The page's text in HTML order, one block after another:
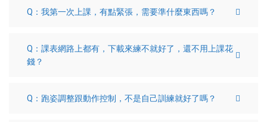
Q：我第一次上課，有點緊張，需要準什麼東西嗎？
Q：課表網路上都有，下載來練不就好了，還不用上課花
錢？
Q：跑姿調整跟動作控制，不是自己訓練就好了嗎？